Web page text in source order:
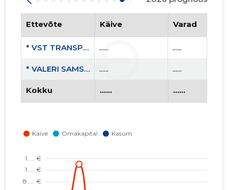
Ettevõte Käive Varad
* VST TRANSPORT OÜ ...... ......
* VALERI SAMSONOV FIE ...... ......
Kokku ...... ......